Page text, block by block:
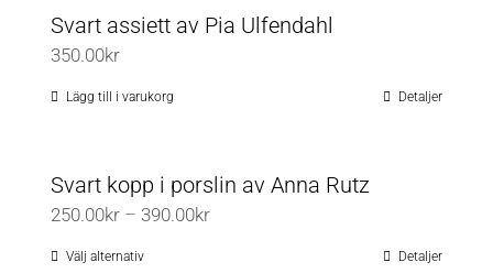
har
varianter.
alternativen
kan
väljas
Svart assiett av Pia Ulfendahl
350.00kr
Lägg till i varukorg Detaljer
Svart kopp i porslin av Anna Rutz
250.00kr – 390.00krPrisintervall:
Välj alternativDen
Detaljer